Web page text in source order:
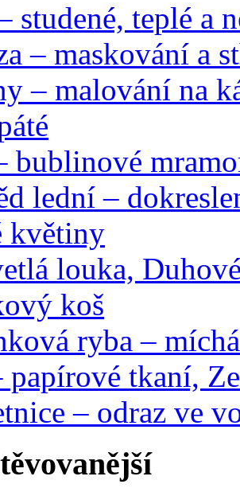
studené, teplé a
– maskování a
– malování na
bublinové
lední –
květiny
louka,
koš
ryba –
papírové tkaní,
– odraz ve